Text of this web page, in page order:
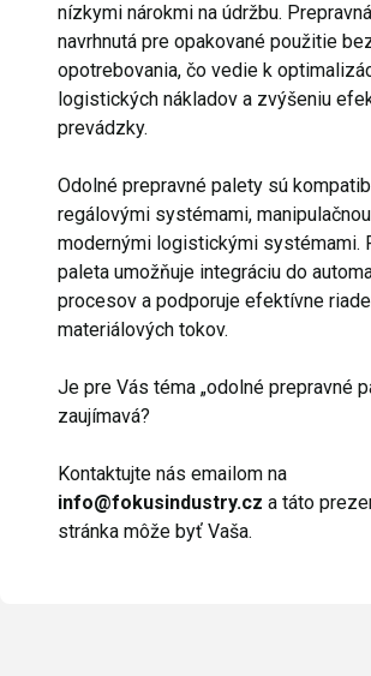
nízkymi nárokmi na údržbu.
navrhnutá pre opakované použitie
opotrebovania, čo vedie k
logistických nákladov a zvýšeniu
prevádzky.
Odolné prepravné palety sú
regálovými systémami,
modernými logistickými systémami.
paleta umožňuje integráciu do
procesov a podporuje efektívne
materiálových tokov.
Je pre Vás téma „odolné prepravné
zaujímavá?
Kontaktujte nás emailom na
info@fokusindustry.cz a táto
stránka môže byť Vaša.